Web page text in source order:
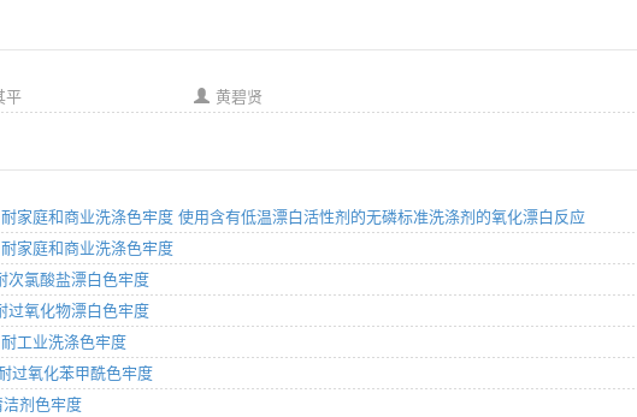
平 黄碧贤
家庭和商业洗涤色牢度 使用含有低温漂白活性剂的无磷标准洗涤剂的氧化漂白反应
家庭和商业洗涤色牢度
次氯酸盐漂白色牢度
过氧化物漂白色牢度
工业洗涤色牢度
过氧化苯甲酰色牢度
剂色牢度